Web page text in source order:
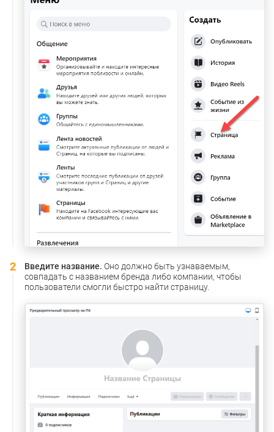
Введите название. Оно должно быть узнаваемым,
совпадать с названием бренда либо компании, чтобы
пользователи смогли быстро найти страницу.